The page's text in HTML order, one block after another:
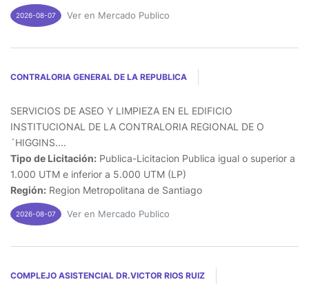
2026-08-07 Ver en Mercado Publico
CONTRALORIA GENERAL DE LA REPUBLICA
SERVICIOS DE ASEO Y LIMPIEZA EN EL EDIFICIO
INSTITUCIONAL DE LA CONTRALORIA REGIONAL DE O
´HIGGINS....
Tipo de Licitación: Publica-Licitacion Publica igual o superior a
1.000 UTM e inferior a 5.000 UTM (LP)
Región: Region Metropolitana de Santiago
2026-08-07 Ver en Mercado Publico
COMPLEJO ASISTENCIAL DR.VICTOR RIOS RUIZ